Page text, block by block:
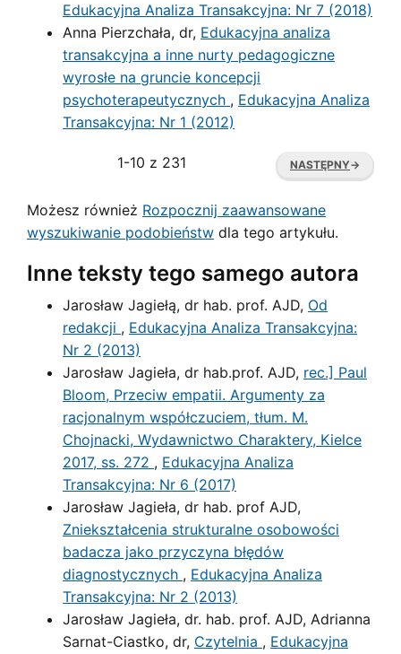
Edukacyjna Analiza Transakcyjna: Nr 7 (2018)
Anna Pierzchała, dr, Edukacyjna analiza
transakcyjna a inne nurty pedagogiczne
wyrosłe na gruncie koncepcji
psychoterapeutycznych , Edukacyjna Analiza
Transakcyjna: Nr 1 (2012)
1-10 z 231 NASTĘPNY→
Możesz również Rozpocznij zaawansowane
wyszukiwanie podobieństw dla tego artykułu.
Inne teksty tego samego autora
Jarosław Jagiełą, dr hab. prof. AJD, Od
redakcji , Edukacyjna Analiza Transakcyjna:
Nr 2 (2013)
Jarosław Jagieła, dr hab.prof. AJD, rec.] Paul
Bloom, Przeciw empatii. Argumenty za
racjonalnym współczuciem, tłum. M.
Chojnacki, Wydawnictwo Charaktery, Kielce
2017, ss. 272 , Edukacyjna Analiza
Transakcyjna: Nr 6 (2017)
Jarosław Jagieła, dr hab. prof AJD,
Zniekształcenia strukturalne osobowości
badacza jako przyczyna błędów
diagnostycznych , Edukacyjna Analiza
Transakcyjna: Nr 2 (2013)
Jarosław Jagieła, dr. hab. prof. AJD, Adrianna
Sarnat-Ciastko, dr, Czytelnia , Edukacyjna